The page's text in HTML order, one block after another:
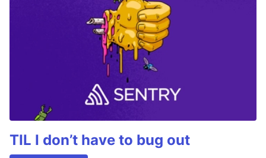
TIL I don’t have to bug out